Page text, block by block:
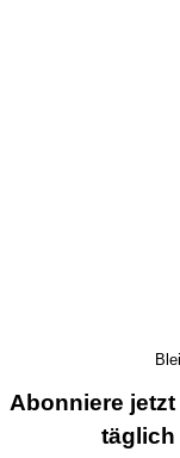
Abonniere jetzt
täglich